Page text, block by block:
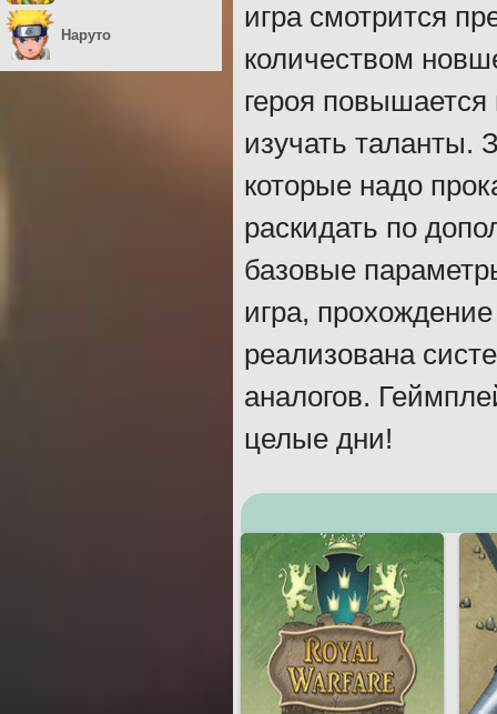
игра смотрится
количеством
героя
изучать таланты.
которые надо
раскидать по
базовые
игра,
реализована
аналогов.
целые дни!
Наруто